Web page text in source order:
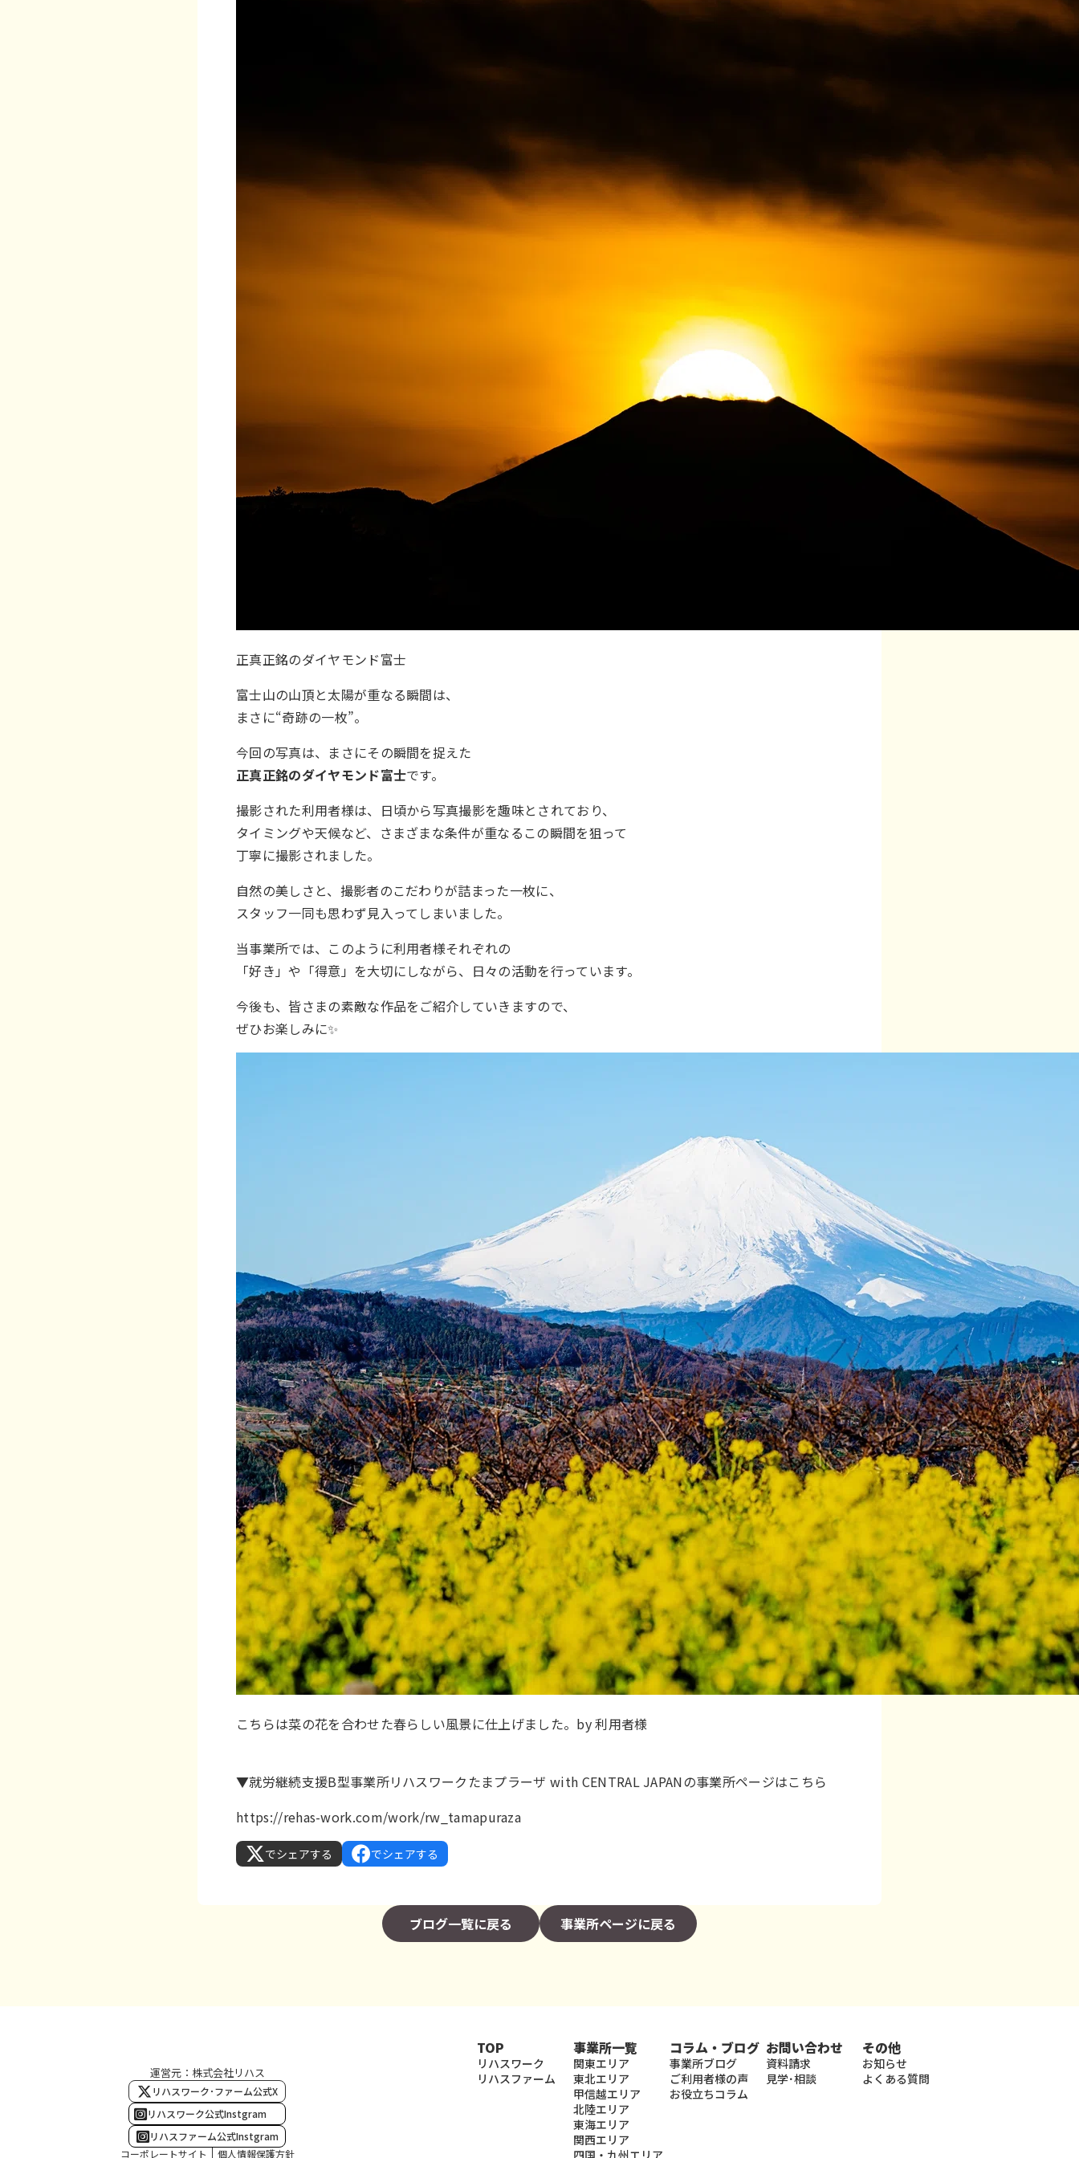
正真正銘のダイヤモンド富士
富士山の山頂と太陽が重なる瞬間は、
まさに“奇跡の一枚”。
今回の写真は、まさにその瞬間を捉えた
正真正銘のダイヤモンド富士です。
撮影された利用者様は、日頃から写真撮影を趣味とされており、
タイミングや天候など、さまざまな条件が重なるこの瞬間を狙って
丁寧に撮影されました。
自然の美しさと、撮影者のこだわりが詰まった一枚に、
スタッフ一同も思わず見入ってしまいました。
当事業所では、このように利用者様それぞれの
「好き」や「得意」を大切にしながら、日々の活動を行っています。
今後も、皆さまの素敵な作品をご紹介していきますので、
ぜひお楽しみに✨
こちらは菜の花を合わせた春らしい風景に仕上げました。by 利用者様
▼就労継続支援B型事業所リハスワークたまプラーザ with CENTRAL JAPANの事業所ページはこちら
https://rehas-work.com/work/rw_tamapuraza
でシェアする でシェアする
ブログ一覧に戻る 事業所ページに戻る
運営元：株式会社リハス
リハスワーク･ファーム公式X
リハスワーク公式Instgram
リハスファーム公式Instgram
コーポレートサイト
個人情報保護方針
TOP
リハスワーク
リハスファーム
事業所一覧
関東エリア
東北エリア
甲信越エリア
北陸エリア
東海エリア
関西エリア
コラム・ブログ
事業所ブログ
ご利用者様の声
お役立ちコラム
お問い合わせ
資料請求
見学･相談
その他
お知らせ
よくある質問